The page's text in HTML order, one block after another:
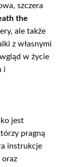
szczera
the
ale także
z własnymi
w życie
i
jest
pragną
instrukcje
oraz